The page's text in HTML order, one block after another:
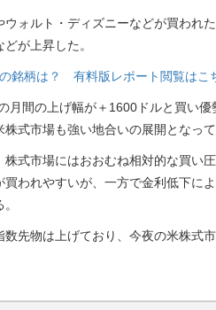
ォルト・ディズニーなどが買われ
が上昇した。
銘柄は？ 有料版レポート閲覧はこ
月間の上げ幅が＋1600ドルと買い
式市場も強い地合いの展開となって
式市場にはおおむね相対的な買い
買われやすいが、一方で金利低下に
先物は上げており、今夜の米株式